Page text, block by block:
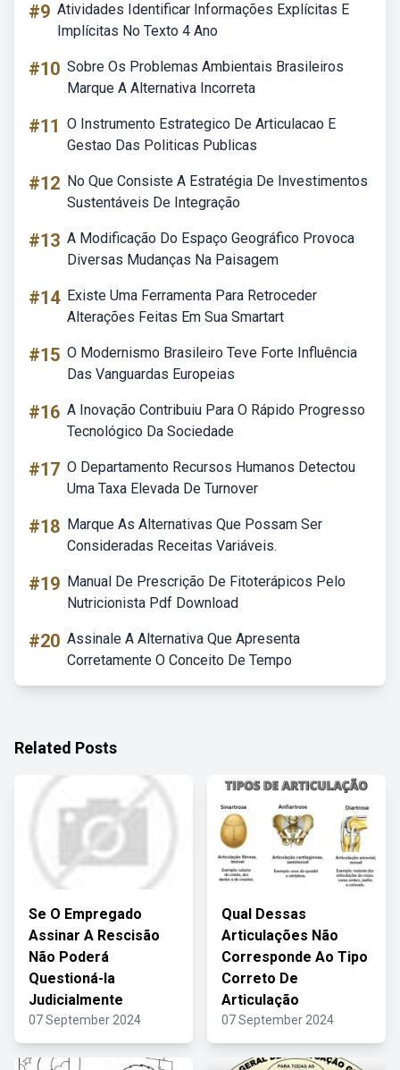
#9 Atividades Identificar Informações Explícitas E
Implícitas No Texto 4 Ano
#10 Sobre Os Problemas Ambientais Brasileiros
Marque A Alternativa Incorreta
#11 O Instrumento Estrategico De Articulacao E
Gestao Das Politicas Publicas
#12 No Que Consiste A Estratégia De Investimentos
Sustentáveis De Integração
#13 A Modificação Do Espaço Geográfico Provoca
Diversas Mudanças Na Paisagem
#14 Existe Uma Ferramenta Para Retroceder
Alterações Feitas Em Sua Smartart
#15 O Modernismo Brasileiro Teve Forte Influência
Das Vanguardas Europeias
#16 A Inovação Contribuiu Para O Rápido Progresso
Tecnológico Da Sociedade
#17 O Departamento Recursos Humanos Detectou
Uma Taxa Elevada De Turnover
#18 Marque As Alternativas Que Possam Ser
Consideradas Receitas Variáveis.
#19 Manual De Prescrição De Fitoterápicos Pelo
Nutricionista Pdf Download
#20 Assinale A Alternativa Que Apresenta
Corretamente O Conceito De Tempo
Related Posts
Se O Empregado
Assinar A Rescisão
Não Poderá
Questioná-la
Judicialmente
07 September 2024
Qual Dessas
Articulações Não
Corresponde Ao Tipo
Correto De
Articulação
07 September 2024